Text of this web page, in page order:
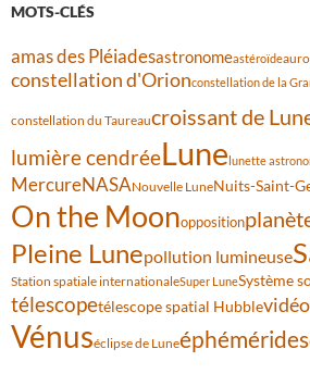
MOTS-CLÉS
amas des Pléiadesastronomeastéroïde
constellation d'Orionconstellation de la
constellation du Taureaucroissant de
lumière cendréeLunelunette
MercureNASANouvelle LuneNuits-Saint-
On the Moonopposition
Pleine Lunepollution lumineuse
Station spatiale internationaleSuper LuneSystème
télescopetélescope spatial Hubblevidéo
Vénuséclipse de Luneéphémérides